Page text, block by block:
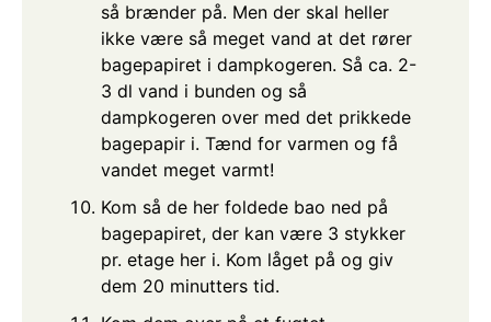
så brænder på. Men der skal heller
ikke være så meget vand at det rører
bagepapiret i dampkogeren. Så ca. 2-
3 dl vand i bunden og så
dampkogeren over med det prikkede
bagepapir i. Tænd for varmen og få
vandet meget varmt!
Kom så de her foldede bao ned på
bagepapiret, der kan være 3 stykker
pr. etage her i. Kom låget på og giv
dem 20 minutters tid.